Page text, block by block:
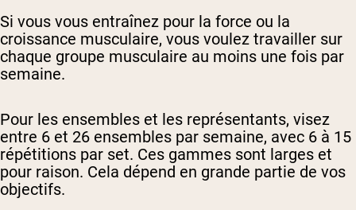
Si vous vous entraînez pour la force ou la
croissance musculaire, vous voulez travailler sur
chaque groupe musculaire au moins une fois par
semaine.
Pour les ensembles et les représentants, visez
entre 6 et 26 ensembles par semaine, avec 6 à 15
répétitions par set. Ces gammes sont larges et
pour raison. Cela dépend en grande partie de vos
objectifs.